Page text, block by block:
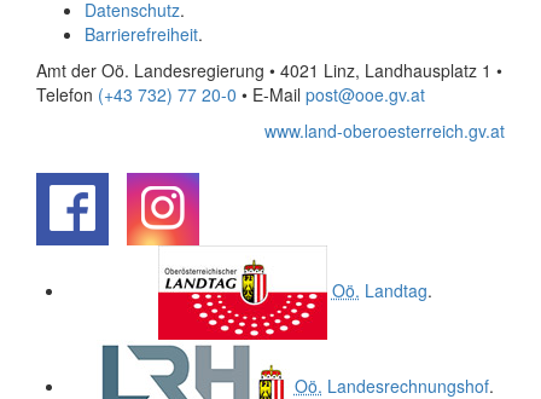
Datenschutz.
Barrierefreiheit.
Amt der Oö. Landesregierung • 4021 Linz, Landhausplatz 1 •
Telefon (+43 732) 77 20-0 • E-Mail post@ooe.gv.at
www.land-oberoesterreich.gv.at
Oö. Landtag.
Oö. Landesrechnungshof.